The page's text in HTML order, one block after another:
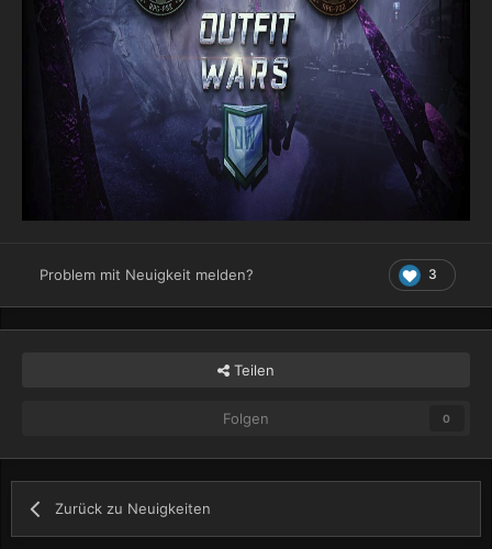
3
Problem mit Neuigkeit melden?
Teilen
Folgen 0
Zurück zu Neuigkeiten